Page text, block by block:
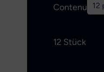
Contenu 12
12 Stück